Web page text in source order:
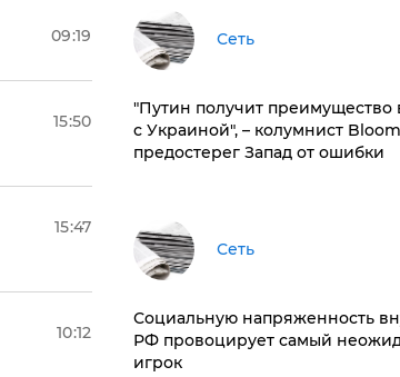
09:19
15:50
15:47
10:12
Сеть
"Путин получит преимущество
с Украиной", – колумнист
предостерег Запад от ошибки
Сеть
Социальную напряженность
РФ провоцирует самый
игрок